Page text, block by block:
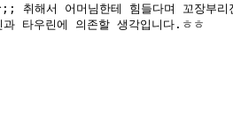
취해서 어머님한테 힘들다며 꼬장부리
타우린에 의존할 생각입니다.ㅎㅎ